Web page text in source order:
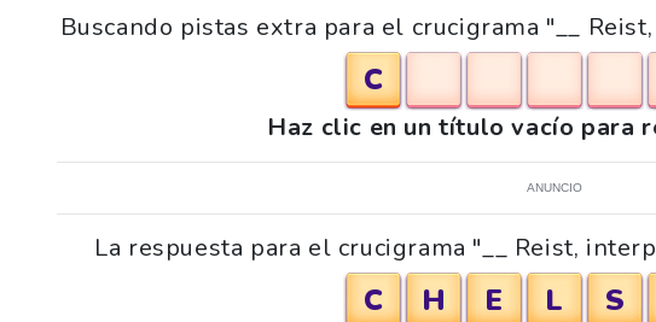
Buscando pistas extra para el crucigrama "__
C
Haz clic en un título vacío para
ANUNCIO
La respuesta para el crucigrama "__ Reist,
C H E L S